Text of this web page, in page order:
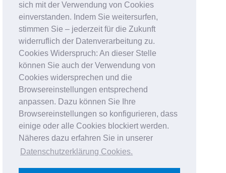
sich mit der Verwendung von Cookies
einverstanden. Indem Sie weitersurfen,
stimmen Sie – jederzeit für die Zukunft
widerruflich der Datenverarbeitung zu.
Cookies Widerspruch: An dieser Stelle
können Sie auch der Verwendung von
Cookies widersprechen und die
Browsereinstellungen entsprechend
anpassen. Dazu können Sie Ihre
Browsereinstellungen so konfigurieren, dass
einige oder alle Cookies blockiert werden.
Näheres dazu erfahren Sie in unserer
Datenschutzerklärung Cookies.